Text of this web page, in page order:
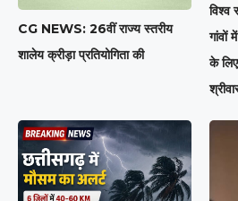
CG NEWS: 26वीं राज्य स्तरीय
शालेय क्रीड़ा प्रतियोगिता की
विश्व
गांवों
के